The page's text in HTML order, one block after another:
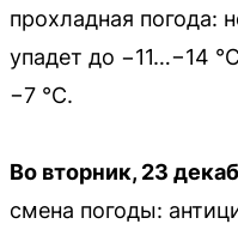
прохладная погода:
упадет до −11…−14
−7 °C.
Во вторник, 23
смена погоды: